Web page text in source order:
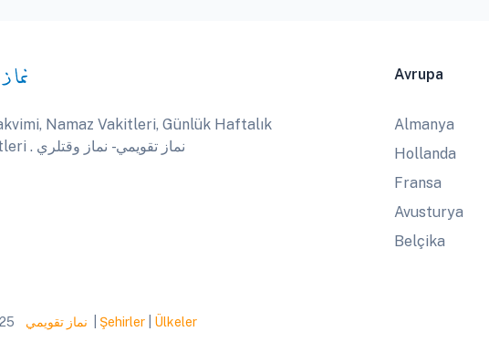
Namaz Vakitleri, Günlük Haftalık
ve Aylık Ezan Saatleri . نماز تقويمي - نماز وقتلري
Avrupa
Almanya
Hollanda
Fransa
Avusturya
Belçika
نماز تقويمي Şehirler Ülkeler